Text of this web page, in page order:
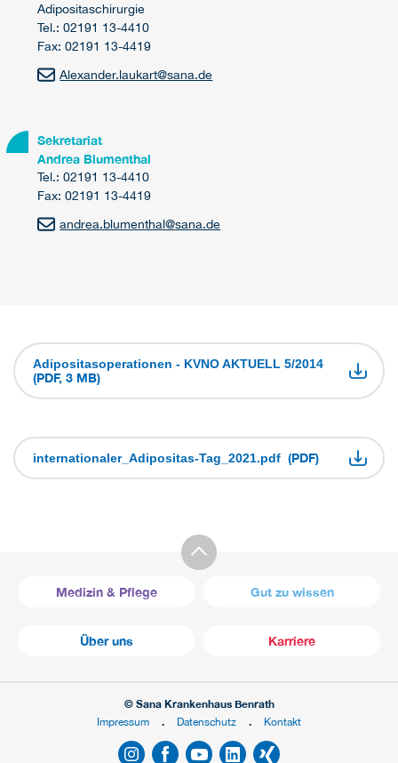
Adipositaschirurgie
Tel.: 02191 13-4410
Fax: 02191 13-4419
Alexander.laukart@sana.de
Sekretariat
Andrea Blumenthal
Tel.: 02191 13-4410
Fax: 02191 13-4419
andrea.blumenthal@sana.de
Adipositasoperationen - KVNO AKTUELL 5/2014
(PDF, 3 MB)
internationaler_Adipositas-Tag_2021.pdf (PDF)
Medizin & Pflege Gut zu wissen
Über uns Karriere
© Sana Krankenhaus Benrath
Impressum
Datenschutz Kontakt